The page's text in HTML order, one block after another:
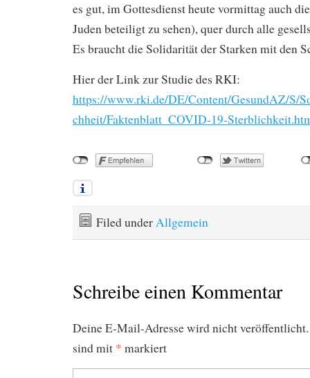
es gut, im Gottesdienst heute vormittag auch
Juden beteiligt zu sehen), quer durch alle
Es braucht die Solidarität der Starken mit den
Hier der Link zur Studie des RKI:
https://www.rki.de/DE/Content/GesundAZ/S/
chheit/Faktenblatt_COVID-19-
Filed underAllgemein
Schreibe einen Kommentar
Deine E-Mail-Adresse wird nicht veröffentlicht.
sind mit * markiert